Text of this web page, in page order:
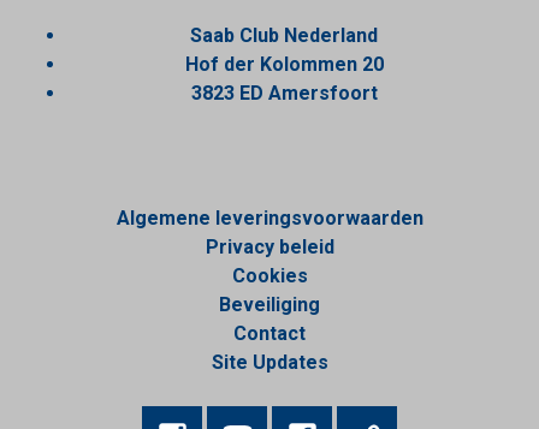
Saab Club Nederland
Hof der Kolommen 20
3823 ED Amersfoort
Algemene leveringsvoorwaarden
Privacy beleid
Cookies
Beveiliging
Contact
Site Updates